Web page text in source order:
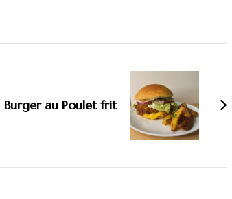
Burger au Poulet frit